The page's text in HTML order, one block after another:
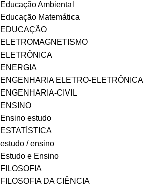
Educação Ambiental
Educação Matemática
EDUCAÇÃO
ELETROMAGNETISMO
ELETRÔNICA
ENERGIA
ENGENHARIA ELETRO-ELETRÔNICA
ENGENHARIA-CIVIL
ENSINO
Ensino estudo
ESTATÍSTICA
estudo / ensino
Estudo e Ensino
FILOSOFIA
FILOSOFIA DA CIÊNCIA